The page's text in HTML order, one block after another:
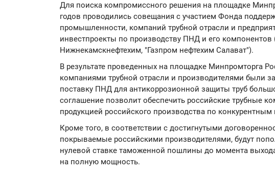
Для поиска компромиссного решения на площадке
годов проводились совещания с участием Фонда
промышленности, компаний трубной отрасли и
инвестпроекты по производству ПНД и его компонентов
Нижнекамскнефтехим, "Газпром нефтехим Салават").
В результате проведенных на площадке Минпромторга
компаниями трубной отрасли и производителями были
поставку ПНД для антикоррозионной защиты труб
соглашение позволит обеспечить российские трубные
продукцией российского производства по конкурентным
Кроме того, в соответствии с достигнутыми
покрываемые российскими производителями, будут
нулевой ставке таможенной пошлины до момента
на полную мощность.